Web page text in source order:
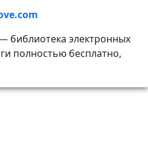
электронных
полностью бесплатно,